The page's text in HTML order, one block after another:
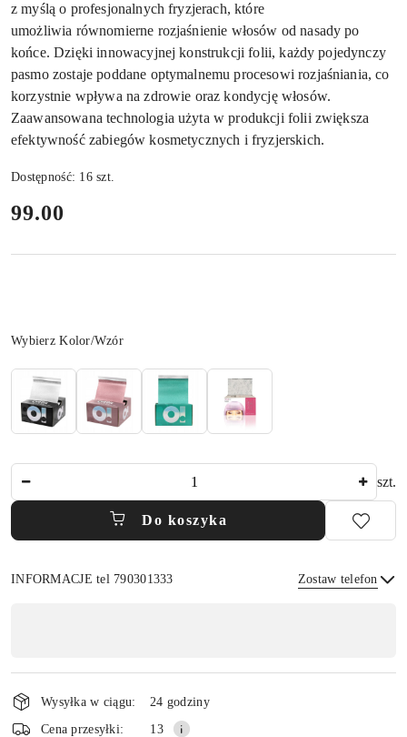
z myślą o profesjonalnych fryzjerach, które
umożliwia równomierne rozjaśnienie włosów od nasady po
końce. Dzięki innowacyjnej konstrukcji folii, każdy pojedynczy
pasmo zostaje poddane optymalnemu procesowi rozjaśniania, co
korzystnie wpływa na zdrowie oraz kondycję włosów.
Zaawansowana technologia użyta w produkcji folii zwiększa
efektywność zabiegów kosmetycznych i fryzjerskich.
Dostępność: 16szt.
cena:
99.00
Wariant
Wybierz Kolor/Wzór
szt.
Do koszyka
INFORMACJE tel 790301333 Zostaw telefon
płatność
i
dostawaWysyłka w ciągu:
24 godziny
Cena przesyłki:
13